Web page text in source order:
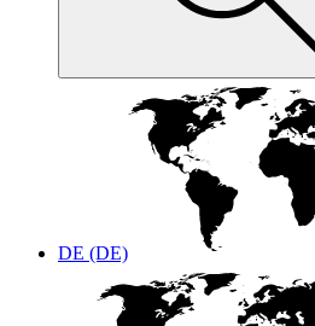
DE (DE)